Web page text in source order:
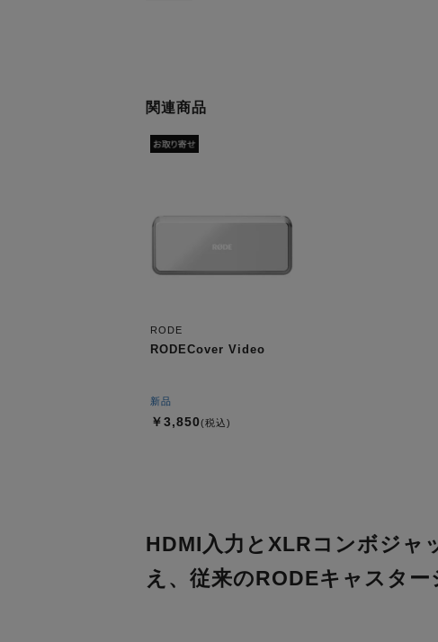
関連商品
新品
RODE
RODECover Video
￥3,850(税込)
HDMI入力とXLRコンボジ
え、従来のRODEキャスタ